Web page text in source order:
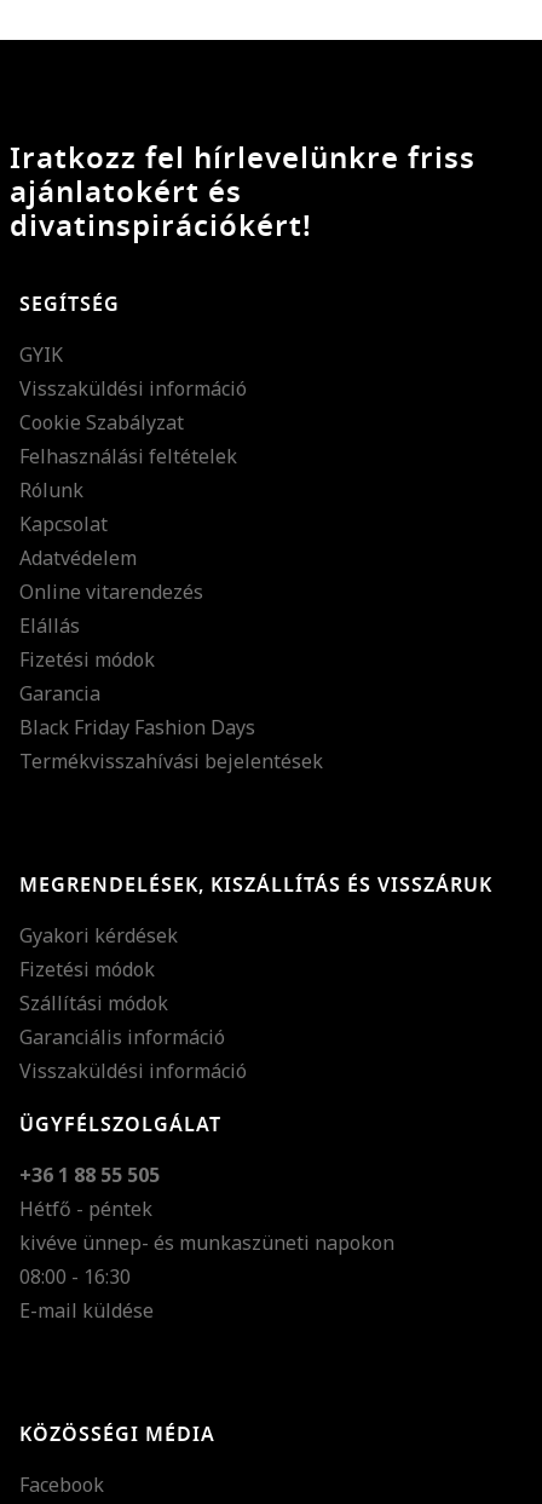
Iratkozz fel hírlevelünkre friss
ajánlatokért és
divatinspirációkért!
SEGÍTSÉG
GYIK
Visszaküldési információ
Cookie Szabályzat
Felhasználási feltételek
Rólunk
Kapcsolat
Adatvédelem
Online vitarendezés
Elállás
Fizetési módok
Garancia
Black Friday Fashion Days
Termékvisszahívási bejelentések
MEGRENDELÉSEK, KISZÁLLÍTÁS ÉS VISSZÁRUK
Gyakori kérdések
Fizetési módok
Szállítási módok
Garanciális információ
Visszaküldési információ
ÜGYFÉLSZOLGÁLAT
+36 1 88 55 505
Hétfő - péntek
kivéve ünnep- és munkaszüneti napokon
08:00 - 16:30
E-mail küldése
KÖZÖSSÉGI MÉDIA
Facebook